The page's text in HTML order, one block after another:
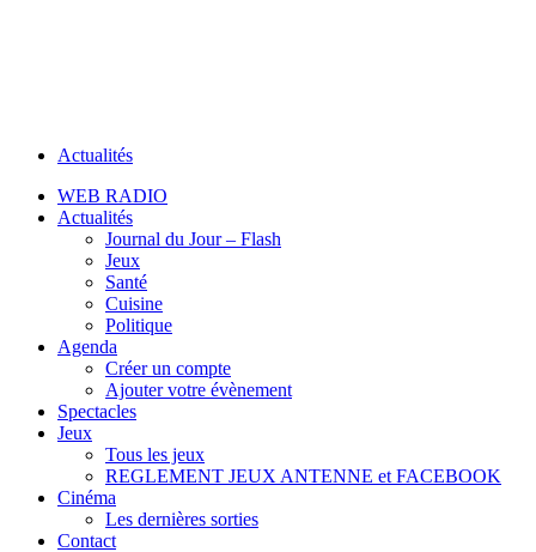
Actualités
WEB RADIO
Actualités
Journal du Jour – Flash
Jeux
Santé
Cuisine
Politique
Agenda
Créer un compte
Ajouter votre évènement
Spectacles
Jeux
Tous les jeux
REGLEMENT JEUX ANTENNE et FACEBOOK
Cinéma
Les dernières sorties
Contact